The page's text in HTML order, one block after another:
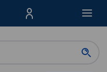
Menu Produktów,